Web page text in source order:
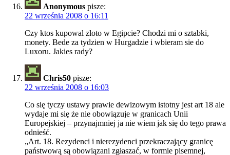
Anonymous pisze:
22 września 2008 o 16:11
Czy ktos kupowal zloto w Egipcie? Chodzi mi o sztabki,
monety. Bede za tydzien w Hurgadzie i wbieram sie do
Luxoru. Jakies rady?
Chris50 pisze:
22 września 2008 o 16:03
Co się tyczy ustawy prawie dewizowym istotny jest art 18 ale
wydaje mi się że nie obowiązuje w granicach Unii
Europejskiej – przynajmniej ja nie wiem jak się do tego prawa
odnieść.
„Art. 18. Rezydenci i nierezydenci przekraczający granicę
państwową są obowiązani zgłaszać, w formie pisemnej,